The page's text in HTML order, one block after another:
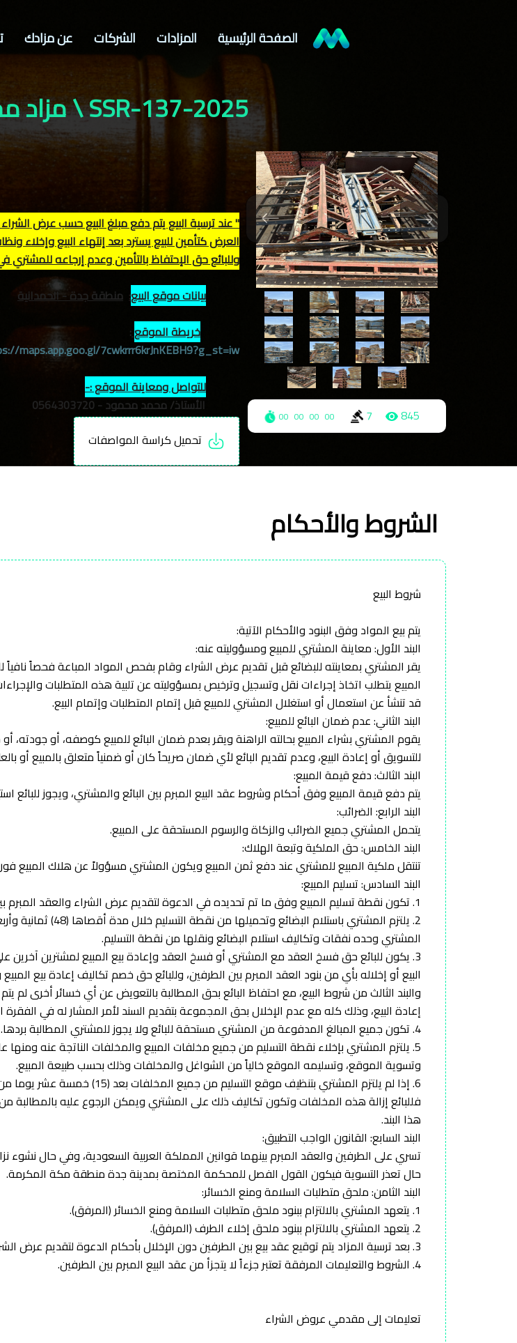
الصفحة الرئيسية المزادات الشركات عن مزادك
SSR-137-2025 \ مزاد مجموعة بن لادن
845
7
00
00
00
00
العرض كتأمين للبيع يسترد بعد إنتهاء البيع وإخلاء
وللبائع حق الإحتفاظ بالتأمين وعدم إرجاعه
بيانات موقع البيع: منطقة جدة - الحمدانية
خريطة الموقع:
maps.app.goo.gl/7cwkrrr6krJnKEBH9?g_st=iw
للتواصل ومعاينة الموقع :-
الأستاذ/ محمد محمود - 0564303720
تحميل كراسة المواصفات
الشروط والأحكام
شروط البيع
يتم بيع المواد وفق البنود والأحكام الآتية:
البند الأول: معاينة المشتري للمبيع ومسؤوليته عنه:
يقر المشتري بمعاينته للبضائع قبل تقديم عرض الشراء وقام بفحص المواد المباعة فحصاً
المبيع يتطلب اتخاذ إجراءات نقل وتسجيل وترخيص بمسؤوليته عن تلبية هذه المتطلبات
قد تنشأ عن استعمال أو استغلال المشتري للمبيع قبل إتمام المتطلبات وإتمام البيع.
البند الثاني: عدم ضمان البائع للمبيع:
يقوم المشتري بشراء المبيع بحالته الراهنة ويقر بعدم ضمان البائع للمبيع كوصفه، أو جودته،
للتسويق أو إعادة البيع، وعدم تقديم البائع لأي ضمان صريحاً كان أو ضمنياً متعلق بالمبيع أو
البند الثالث: دفع قيمة المبيع:
يتم دفع قيمة المبيع وفق أحكام وشروط عقد البيع المبرم بين البائع والمشتري، ويجوز
البند الرابع: الضرائب:
يتحمل المشتري جميع الضرائب والزكاة والرسوم المستحقة على المبيع.
البند الخامس: حق الملكية وتبعة الهلاك:
تنتقل ملكية المبيع للمشتري عند دفع ثمن المبيع ويكون المشتري مسؤولاً عن هلاك المبيع
البند السادس: تسليم المبيع:
1. تكون نقطة تسليم المبيع وفق ما تم تحديده في الدعوة لتقديم عرض الشراء والعقد المبرم بين البائع والمشتري.
2. يلتزم المشتري
المشتري وحده نفقات وتكاليف استلام البضائع ونقلها من نقطة التسليم.
3. يكون للبائع حق فسخ العقد مع المشتري أو فسخ العقد وإعادة بيع المبيع لمشترين
البيع أو إخلاله بأي من بنود العقد المبرم بين الطرفين، وللبائع حق خصم تكاليف إعادة بيع
والبند الثالث من شروط البيع، مع احتفاظ البائع بحق المطالبة بالتعويض عن أي خسائر أخرى
إعادة البيع، وذلك كله مع عدم الإخلال بحق المجموعة بتقديم السند لأمر المشار له في
4. تكون جميع المبالغ المدفوعة من المشتري مستحقة للبائع ولا يجوز للمشتري المطالبة بردها.
5. يلتزم المشتري بإخلاء نقطة التسليم من جميع مخلفات المبيع والمخلفات الناتجة عنه
وتسوية الموقع، وتسليمه الموقع خالياً من الشواغل والمخلفات وذلك بحسب طبيعة المبيع.
6. إذا لم يلتزم المشتري بتنظيف
فللبائع إزالة هذه المخلفات وتكون تكاليف ذلك على المشتري ويمكن الرجوع عليه بالمطالبة
هذا البند.
البند السابع: القانون الواجب التطبيق:
تسري على الطرفين والعقد المبرم بينهما قوانين المملكة العربية السعودية، وفي حال نشوء
حال تعذر التسوية فيكون القول الفصل للمحكمة المختصة بمدينة جدة منطقة مكة المكرمة.
البند الثامن: ملحق متطلبات السلامة ومنع الخسائر:
1. يتعهد المشتري بالالتزام ببنود ملحق متطلبات السلامة ومنع الخسائر (المرفق).
2. يتعهد المشتري بالالتزام ببنود ملحق إخلاء الطرف (المرفق).
3. بعد ترسية المزاد يتم توقيع عقد بيع بين الطرفين دون الإخلال بأحكام الدعوة لتقديم عرض الشراء وشروط البيع.
4. الشروط والتعليمات المرفقة تعتبر جزءاً لا يتجزأ من عقد البيع المبرم بين الطرفين.
تعليمات إلى مقدمي عروض الشراء